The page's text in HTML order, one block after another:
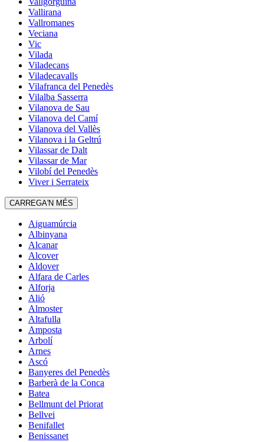
Vallirana
Vallromanes
Veciana
Vic
Vilada
Viladecans
Viladecavalls
Vilafranca del Penedès
Vilalba Sasserra
Vilanova de Sau
Vilanova del Camí
Vilanova del Vallès
Vilanova i la Geltrú
Vilassar de Dalt
Vilassar de Mar
Vilobí del Penedès
Viver i Serrateix
CARREGA'N MÉS
Aiguamúrcia
Albinyana
Alcanar
Alcover
Aldover
Alfara de Carles
Alforja
Alió
Almoster
Altafulla
Amposta
Arbolí
Arnes
Ascó
Banyeres del Penedès
Barberà de la Conca
Batea
Bellmunt del Priorat
Bellvei
Benifallet
Benissanet